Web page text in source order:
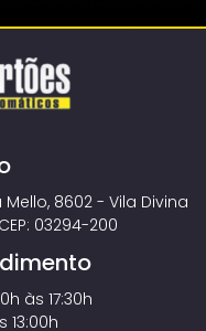
8602 - Vila Divina
03294-200
às 17:30h
13:00h